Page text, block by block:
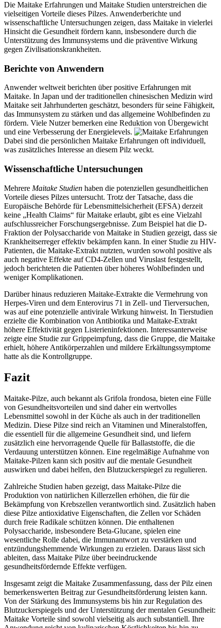
Die Maitake Erfahrungen und Maitake Studien unterstreichen die
vielseitigen Vorteile dieses Pilzes. Anwenderberichte und
wissenschaftliche Untersuchungen zeigen, dass Maitake in vielerlei
Hinsicht die Gesundheit fördern kann, insbesondere durch die
Unterstützung des Immunsystems und die präventive Wirkung
gegen Zivilisationskrankheiten.
Berichte von Anwendern
Anwender weltweit berichten über positive Erfahrungen mit
Maitake. In Japan und der traditionellen chinesischen Medizin wird
Maitake seit Jahrhunderten geschätzt, besonders für seine Fähigkeit,
das Immunsystem zu stärken und das allgemeine Wohlbefinden zu
fördern. Viele Nutzer bemerken eine Reduktion von Übergewicht
und eine Verbesserung der Energielevels.
Dabei sind die persönlichen Maitake Erfahrungen oft individuell,
was zusätzliches Interesse an diesem Pilz weckt.
Wissenschaftliche Untersuchungen
Mehrere Maitake Studien haben die potenziellen gesundheitlichen
Vorteile dieses Pilzes untersucht. Trotz der Tatsache, dass die
Europäische Behörde für Lebensmittelsicherheit (EFSA) derzeit
keine „Health Claims“ für Maitake erlaubt, gibt es eine Vielzahl
aufschlussreicher Forschungsergebnisse. Zum Beispiel hat die D-
Fraktion der Polysaccharide von Maitake in Studien gezeigt, dass sie
Krankheitserreger effektiv bekämpfen kann. In einer Studie zu HIV-
Patienten, die Maitake-Extrakt nutzten, wurden sowohl positive als
auch negative Effekte auf CD4-Zellen und Viruslast festgestellt,
jedoch berichteten die Patienten über höheres Wohlbefinden und
weniger Komplikationen.
Darüber hinaus reduzieren Maitake-Extrakte die Vermehrung von
Herpes-Viren und dem Enterovirus 71 in Zell- und Tierversuchen,
was auf eine potenzielle antivirale Wirkung hinweist. In Tierstudien
erzielte die Kombination von Antibiotika und Maitake-Extrakt
höhere Effektivität gegen Listerieninfektionen. Interessanterweise
zeigte eine Studie zur Grippeimpfung, dass die Gruppe, die Maitake
erhielt, höhere Antikörperzahlen und mildere Erkältungssymptome
hatte als die Kontrollgruppe.
Fazit
Maitake-Pilze, auch bekannt als Grifola frondosa, bieten eine Fülle
von Gesundheitsvorteilen und sind daher ein wertvolles
Lebensmittel sowohl in der Küche als auch in der traditionellen
Medizin. Diese Pilze sind reich an Vitaminen und Mineralstoffen,
die essentiell für die allgemeine Gesundheit sind, und liefern
zusätzlich eine hervorragende Quelle für Ballaststoffe, die die
Verdauung unterstützen können. Eine regelmäßige Aufnahme von
Maitake-Pilzen kann sich positiv auf die mentale Gesundheit
auswirken und dabei helfen, den Blutzuckerspiegel zu regulieren.
Zahlreiche Studien haben gezeigt, dass Maitake-Pilze die
Produktion von natürlichen Killerzellen erhöhen, die für die
Bekämpfung von Krebszellen verantwortlich sind. Zusätzlich haben
diese Pilze antioxidative Eigenschaften, die Zellen vor Schäden
durch freie Radikale schützen können. Die enthaltenen
Polysaccharide, insbesondere Beta-Glucane, spielen eine
wesentliche Rolle dabei, die Immunantwort zu verstärken und
entzündungshemmende Wirkungen zu erzielen. Daraus lässt sich
ableiten, dass Maitake Pilze über beeindruckende
gesundheitsfördernde Effekte verfügen.
Insgesamt zeigt die Maitake Zusammenfassung, dass der Pilz einen
bemerkenswerten Beitrag zur Gesundheitsförderung leisten kann.
Von der Stärkung des Immunsystems bis hin zur Regulation des
Blutzuckerspiegels und der Unterstützung der mentalen Gesundheit:
Maitake Vorteile sind sowohl vielseitig als auch substantiell. Ihre